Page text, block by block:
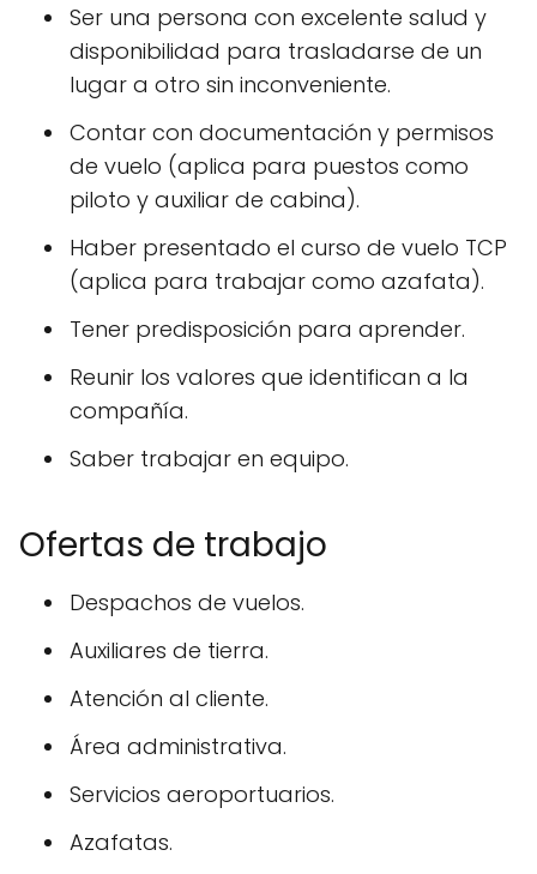
Ser una persona con excelente salud y
disponibilidad para trasladarse de un
lugar a otro sin inconveniente.
Contar con documentación y permisos
de vuelo (aplica para puestos como
piloto y auxiliar de cabina).
Haber presentado el curso de vuelo TCP
(aplica para trabajar como azafata).
Tener predisposición para aprender.
Reunir los valores que identifican a la
compañía.
Saber trabajar en equipo.
Ofertas de trabajo
Despachos de vuelos.
Auxiliares de tierra.
Atención al cliente.
Área administrativa.
Servicios aeroportuarios.
Azafatas.